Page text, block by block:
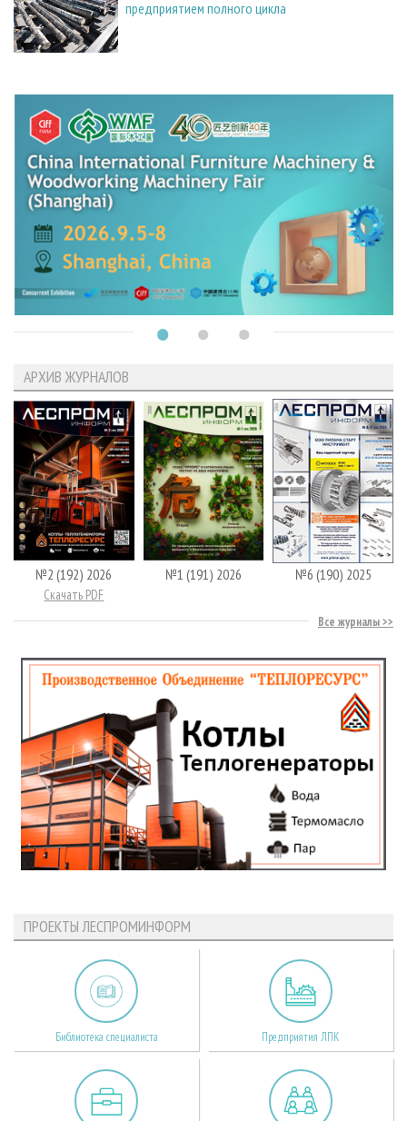
предприятием полного цикла
АРХИВ ЖУРНАЛОВ
№2 (192) 2026
Скачать PDF
№1 (191) 2026 №6 (190) 2025
Все журналы
ПРОЕКТЫ ЛЕСПРОМИНФОРМ
Библиотека специалиста Предприятия ЛПК